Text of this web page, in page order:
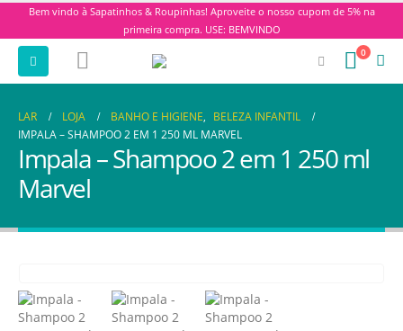
Bem vindo à Sapatinhos & Roupinhas! Aproveite o nosso cupom de 5% na
primeira compra. USE: BEMVINDO
0
LAR LOJA BANHO E HIGIENE, BELEZA INFANTIL
IMPALA – SHAMPOO 2 EM 1 250 ML MARVEL
Impala – Shampoo 2 em 1 250 ml
Marvel